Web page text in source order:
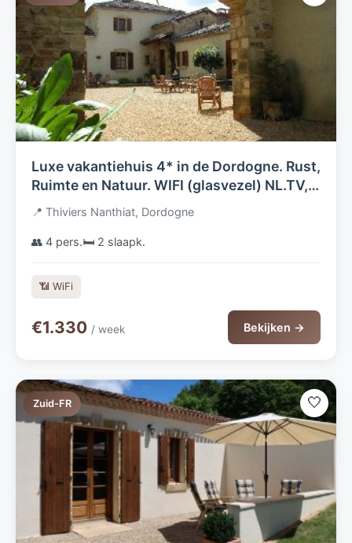
Luxe vakantiehuis 4* in de Dordogne. Rust,
Ruimte en Natuur. WIFI (glasvezel) NL.TV,
Luxe Boxsprings (210cm)
📍 Thiviers Nanthiat, Dordogne
👥 4 pers.🛏️ 2 slaapk.
📶 WiFi
€1.330 / week Bekijken →
Zuid-FR 🤍